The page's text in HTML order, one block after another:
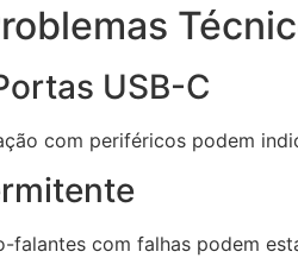
USB-C
com periféricos podem
falantes com falhas podem